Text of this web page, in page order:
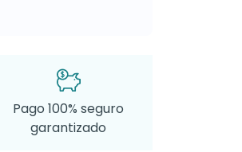
Pago 100% seguro
garantizado